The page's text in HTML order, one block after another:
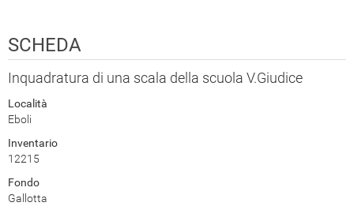
SCHEDA
Inquadratura di una scala della scuola V.Giudice
Località
Eboli
Inventario
12215
Fondo
Gallotta